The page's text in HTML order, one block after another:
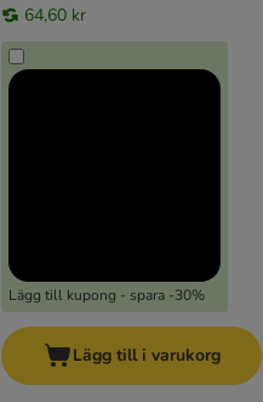
64,60 kr
Lägg till kupong - spara -30%
Lägg till i varukorg